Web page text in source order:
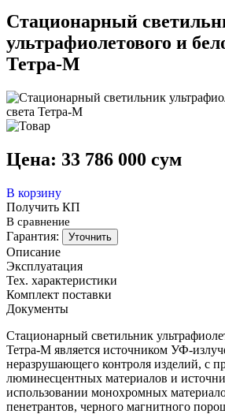
Стационарный
ультрафиолетового и
Тетра-М
Цена: 33 786 000 сум
В корзину
Получить КП
В сравнение
Гарантия: Уточнить
Описание
Эксплуатация
Тех. характеристики
Комплект поставки
Документы
Стационарный светильник
Тетра-М является источником УФ-
неразрушающего контроля изделий, с
люминесцентных материалов и
использовании монохромных
пенетрантов, черного магнитного